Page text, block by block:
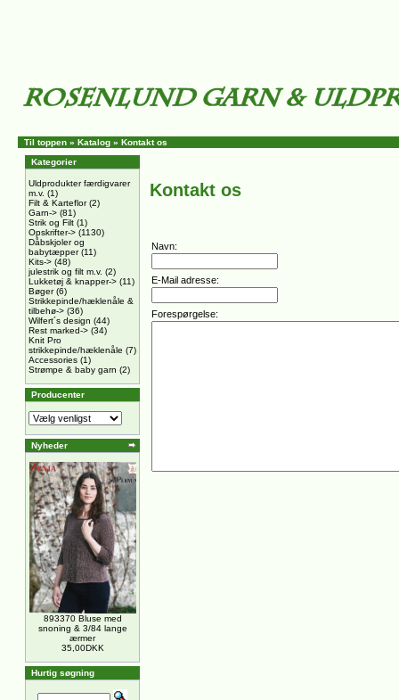
Til toppen » Katalog » Kontakt os
Kategorier
Uldprodukter færdigvarer
m.v. (1)
Filt & Karteflor(2)
Garn-> (81)
Strik og Filt (1)
Opskrifter-> (1130)
Dåbskjoler og
babytæpper(11)
Kits-> (48)
julestrik og filt m.v. (2)
Lukketøj & knapper-> (11)
Bøger(6)
Strikkepinde/hæklenåle &
tilbehø-> (36)
Wilfert´s design (44)
Rest marked-> (34)
Knit Pro
strikkepinde/hæklenåle (7)
Accessories (1)
Strømpe & baby garn (2)
Producenter
Nyheder
893370 Bluse med
snoning & 3/84 lange
ærmer
35,00DKK
Hurtig søgning
Kontakt os
Navn:
E-Mail adresse:
Forespørgelse: